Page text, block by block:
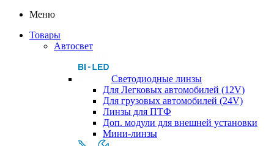
Меню
Товары
Автосвет
Светодиодные линзы
Для Легковых автомобилей (12V)
Для грузовых автомобилей (24V)
Линзы для ПТФ
Доп. модули для внешней установки
Мини-линзы